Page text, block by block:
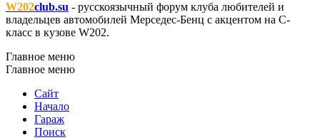
W202club.su - русскоязычный форум клуба любителей и
владельцев автомобилей Мерседес-Бенц с акцентом на C-
класс в кузове W202.
Главное меню
Главное меню
Сайт
Начало
Гараж
Поиск